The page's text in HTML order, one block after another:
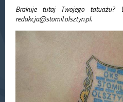
Brakuje tutaj Twojego
redakcja@stomil.olsztyn.pl.